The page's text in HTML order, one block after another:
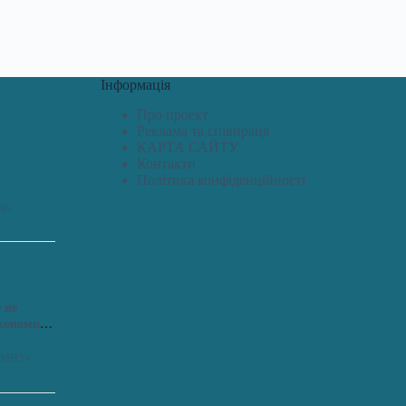
не
Інформація
Про проект
Реклама та співпраця
КАРТА САЙТУ
Контакти
Політика конфіденційності